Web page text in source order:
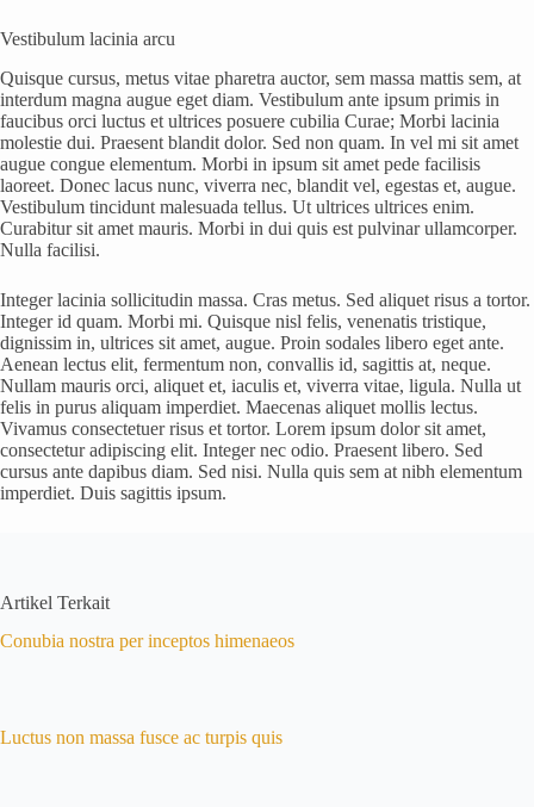
Vestibulum lacinia arcu
Quisque cursus, metus vitae pharetra auctor, sem massa mattis sem, at
interdum magna augue eget diam. Vestibulum ante ipsum primis in
faucibus orci luctus et ultrices posuere cubilia Curae; Morbi lacinia
molestie dui. Praesent blandit dolor. Sed non quam. In vel mi sit amet
augue congue elementum. Morbi in ipsum sit amet pede facilisis
laoreet. Donec lacus nunc, viverra nec, blandit vel, egestas et, augue.
Vestibulum tincidunt malesuada tellus. Ut ultrices ultrices enim.
Curabitur sit amet mauris. Morbi in dui quis est pulvinar ullamcorper.
Nulla facilisi.
Integer lacinia sollicitudin massa. Cras metus. Sed aliquet risus a tortor.
Integer id quam. Morbi mi. Quisque nisl felis, venenatis tristique,
dignissim in, ultrices sit amet, augue. Proin sodales libero eget ante.
Aenean lectus elit, fermentum non, convallis id, sagittis at, neque.
Nullam mauris orci, aliquet et, iaculis et, viverra vitae, ligula. Nulla ut
felis in purus aliquam imperdiet. Maecenas aliquet mollis lectus.
Vivamus consectetuer risus et tortor. Lorem ipsum dolor sit amet,
consectetur adipiscing elit. Integer nec odio. Praesent libero. Sed
cursus ante dapibus diam. Sed nisi. Nulla quis sem at nibh elementum
imperdiet. Duis sagittis ipsum.
Artikel Terkait
Conubia nostra per inceptos himenaeos
Luctus non massa fusce ac turpis quis